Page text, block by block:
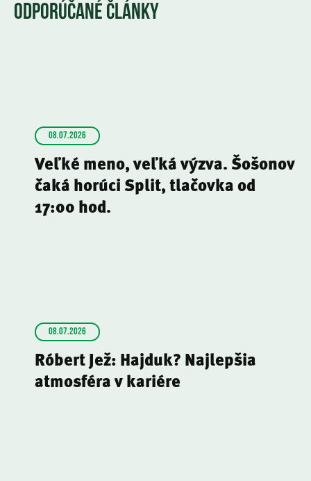
ODPORÚČANÉ ČLÁNKY
08.07.2026
Veľké meno, veľká výzva. Šošonov
čaká horúci Split, tlačovka od
17:00 hod.
08.07.2026
Róbert Jež: Hajduk? Najlepšia
atmosféra v kariére